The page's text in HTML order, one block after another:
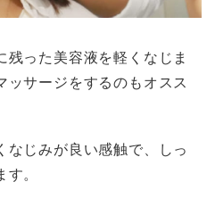
った美容液を軽くなじま
サージをするのもオスス
じみが良い感触で、しっ
。